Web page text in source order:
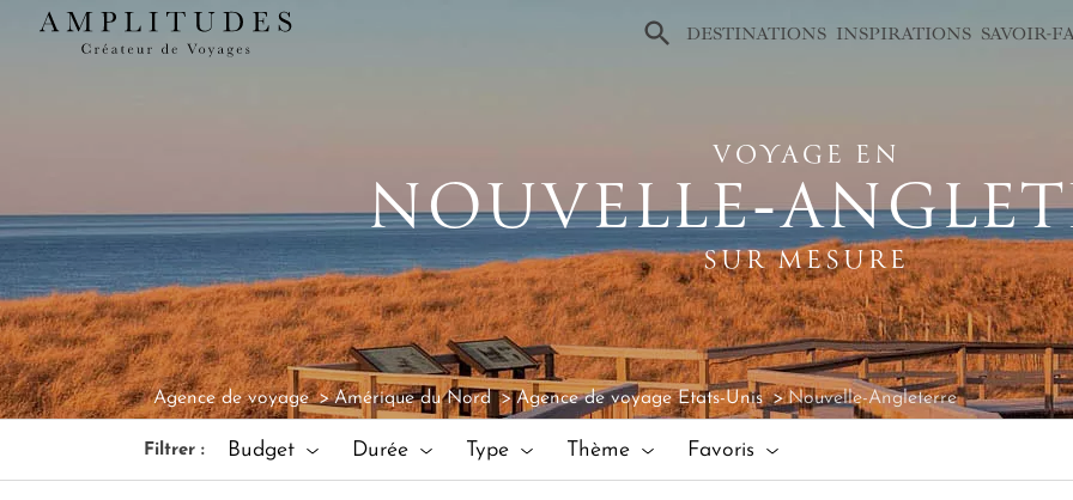
× DESTINATIONS INSPIRATIONS SAVOIR-
VOYAGE EN
SUR MESURE
Agence de voyage Amérique du Nord Agence de voyage Etats-Unis Nouvelle-Angleterre
Filtrer : Budget Durée Type Thème Favoris